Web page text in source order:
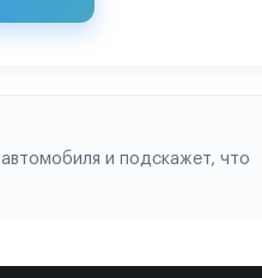
и подскажет, что